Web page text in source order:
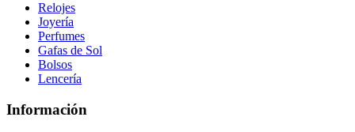
Relojes
Joyería
Perfumes
Gafas de Sol
Bolsos
Lencería
Información